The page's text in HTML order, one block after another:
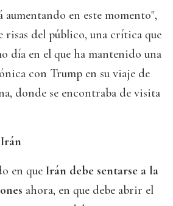
en este momento",
del público, una crítica que
día en el que ha mantenido una
con Trump en su viaje de
donde se encontraba de visita
en que Irán debe sentarse a la
ahora, en que debe abrir el